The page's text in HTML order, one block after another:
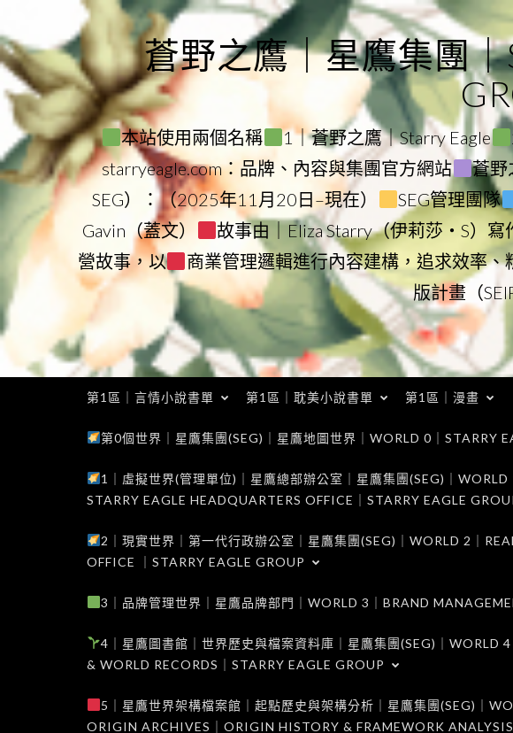
to
content
蒼野之鷹｜星鷹集團｜
本站使用兩個名稱 1｜蒼野之鷹｜Starry Eagle
starryeagle.com：品牌、內容與集團官方網站
蒼野
SEG）：（2025年11月20日–現在）
SEG管理團隊
Gavin（蓋文）
故事由｜Eliza Starry（伊莉莎・S）寫
營故事，以
商業管理邏輯進行內容建構，追求效率、
版計畫（
第1區｜言情小說書單 第1區｜耽美小說書單 第1區｜漫畫
第0個世界｜星鷹集團(SEG)｜星鷹地圖世界｜WORLD 0｜STARRY
1｜虛擬世界(管理單位)｜星鷹總部辦公室｜星鷹集團(SEG)｜
STARRY EAGLE HEADQUARTERS OFFICE｜STARRY EAGLE
2｜現實世界｜第一代行政辦公室｜星鷹集團(SEG)｜WORLD 2｜
OFFICE ｜STARRY EAGLE GROUP
3｜品牌管理世界｜星鷹品牌部門｜WORLD 3｜BRAND
4｜星鷹圖書館｜世界歷史與檔案資料庫｜星鷹集團(SEG)｜WORLD
& WORLD RECORDS｜STARRY EAGLE GROUP
5｜星鷹世界架構檔案館｜起點歷史與架構分析｜星鷹集團(SEG)｜
ORIGIN ARCHIVES｜ORIGIN HISTORY & FRAMEWORK